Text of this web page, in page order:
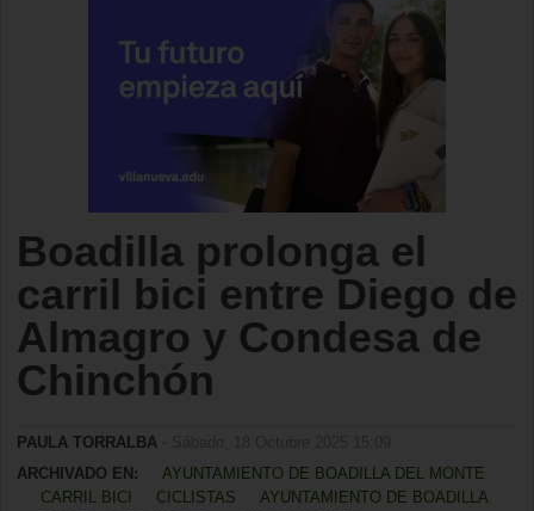
Boadilla prolonga el
carril bici entre Diego de
Almagro y Condesa de
Chinchón
PAULA TORRALBA
ARCHIVADO EN:
AYUNTAMIENTO DE BOADILLA DEL MONTE
CARRIL BICI
CICLISTAS
AYUNTAMIENTO DE BOADILLA